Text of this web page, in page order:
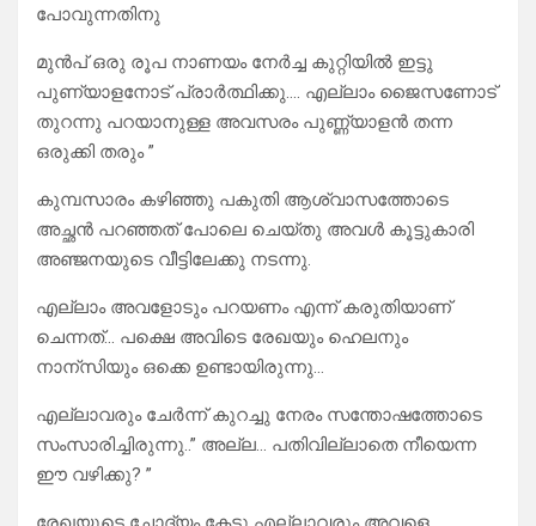
പോവുന്നതിനു
മുൻപ് ഒരു രൂപ നാണയം നേർച്ച കുറ്റിയിൽ ഇട്ടു
പുണ്യാളനോട് പ്രാർത്ഥിക്കു…. എല്ലാം ജൈസണോട്
തുറന്നു പറയാനുള്ള അവസരം പുണ്ണ്യാളൻ തന്ന
ഒരുക്കി തരും ”
കുമ്പസാരം കഴിഞ്ഞു പകുതി ആശ്വാസത്തോടെ
അച്ഛൻ പറഞ്ഞത് പോലെ ചെയ്തു അവൾ കൂട്ടുകാരി
അഞ്ജനയുടെ വീട്ടിലേക്കു നടന്നു.
എല്ലാം അവളോടും പറയണം എന്ന് കരുതിയാണ്
ചെന്നത്… പക്ഷെ അവിടെ രേഖയും ഹെലനും
നാന്സിയും ഒക്കെ ഉണ്ടായിരുന്നു…
എല്ലാവരും ചേർന്ന് കുറച്ചു നേരം സന്തോഷത്തോടെ
സംസാരിച്ചിരുന്നു..” അല്ല… പതിവില്ലാതെ നീയെന്ന
ഈ വഴിക്കു? ”